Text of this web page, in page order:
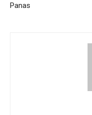
Panas